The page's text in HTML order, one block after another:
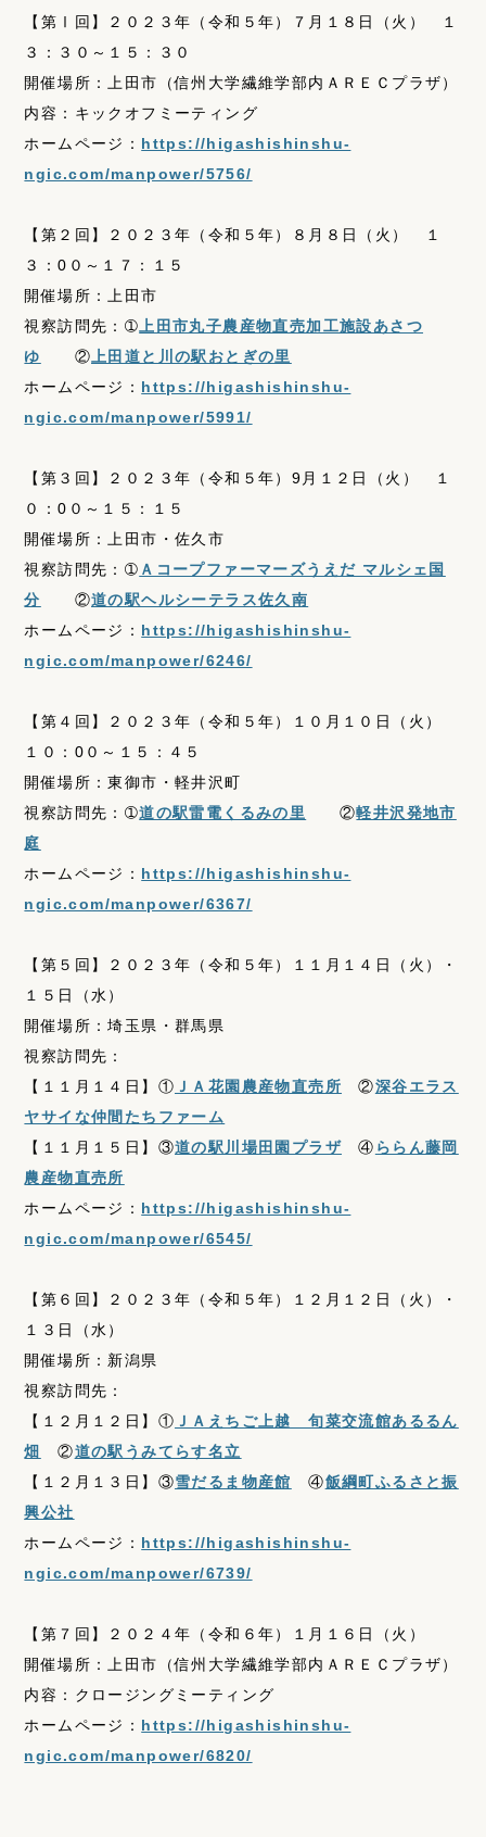
【第Ⅰ回】２０２３年（令和５年）７月１８日（火） １
３：３０～１５：３０
開催場所：上田市（信州大学繊維学部内ＡＲＥＣプラザ）
内容：キックオフミーティング
ホームページ： https://higashishinshu-
ngic.com/manpower/5756/
【第２回】２０２３年（令和５年）８月８日（火） １
３：0０～１７：１５
開催場所：上田市
視察訪問先：➀上田市丸子農産物直売加工施設あさつ
ゆ
②上田道と川の駅おとぎの里
ホームページ： https://higashishinshu-
ngic.com/manpower/5991/
【第３回】２０２３年（令和５年）9月１２日（火） １
０：0０～１５：１５
開催場所：上田市・佐久市
視察訪問先：➀ Ａコープファーマーズうえだ マルシェ国
分
②道の駅ヘルシーテラス佐久南
ホームページ： https://higashishinshu-
ngic.com/manpower/6246/
【第４回】２０２３年（令和５年）１０月１０日（火）
１０：0０～１５：４５
開催場所：東御市・軽井沢町
視察訪問先：➀道の駅雷電くるみの里 ②軽井沢発地市
庭
ホームページ： https://higashishinshu-
ngic.com/manpower/6367/
【第５回】２０２３年（令和５年）１１月１４日（火）・
１５日（水）
開催場所：埼玉県・群馬県
視察訪問先：
【１１月１４日】① ＪＡ花園農産物直売所 ②深谷エラス
ヤサイな仲間たちファーム
【１１月１５日】③道の駅川場田園プラザ ④ ららん藤岡
農産物直売所
ホームページ： https://higashishinshu-
ngic.com/manpower/6545/
【第６回】２０２３年（令和５年）１２月１２日（火）・
１３日（水）
開催場所：新潟県
視察訪問先：
【１２月１２日】① ＪＡえちご上越 旬菜交流館あるるん
畑
②道の駅うみてらす名立
【１２月１３日】③雪だるま物産館 ④飯綱町ふるさと振
興公社
ホームページ： https://higashishinshu-
ngic.com/manpower/6739/
【第７回】２０２４年（令和６年）１月１６日（火）
開催場所：上田市（信州大学繊維学部内ＡＲＥＣプラザ）
内容：クロージングミーティング
ホームページ： https://higashishinshu-
ngic.com/manpower/6820/